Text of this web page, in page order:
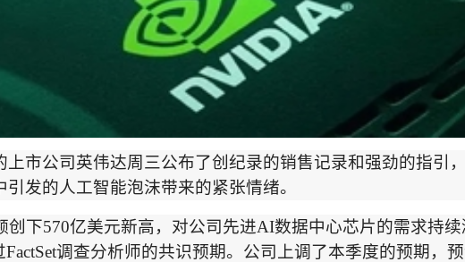
上市公司英伟达周三公布了创纪录的销售记录和强劲的指引
引发的人工智能泡沫带来的紧张情绪。
创下570亿美元新高，对公司先进AI数据中心芯片的需求持
FactSet调查分析师的共识预期。公司上调了本季度的预期，